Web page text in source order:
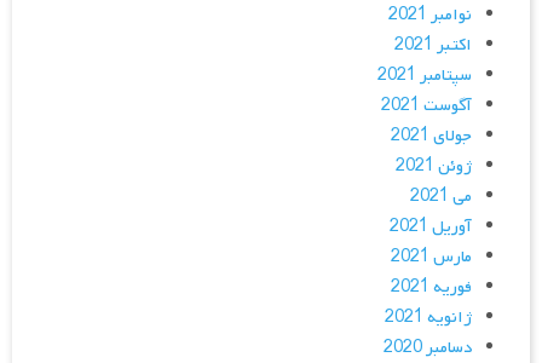
نوامبر 2021
اکتبر 2021
سپتامبر 2021
آگوست 2021
جولای 2021
ژوئن 2021
می 2021
آوریل 2021
مارس 2021
فوریه 2021
ژانویه 2021
دسامبر 2020